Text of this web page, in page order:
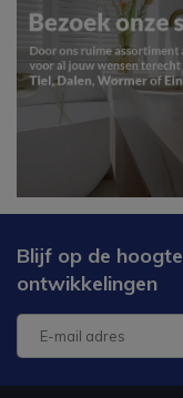
Blijf op de
ontwikkelingen